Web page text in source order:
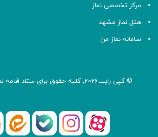
مرکز تخصصی نماز
هتل نماز مشهد
سامانه نماز من
© کپی رایت2026, کلیه حقوق برای ستاد اقامه
آپارات اینستاگرام
بله